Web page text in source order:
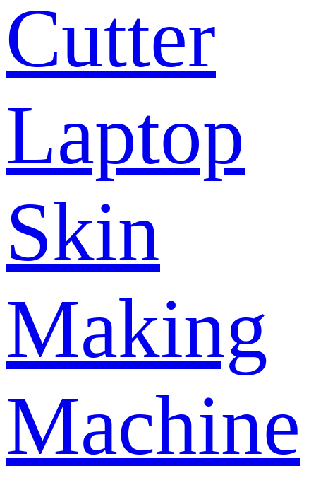
Cutter
Laptop
Skin
Making
Machine